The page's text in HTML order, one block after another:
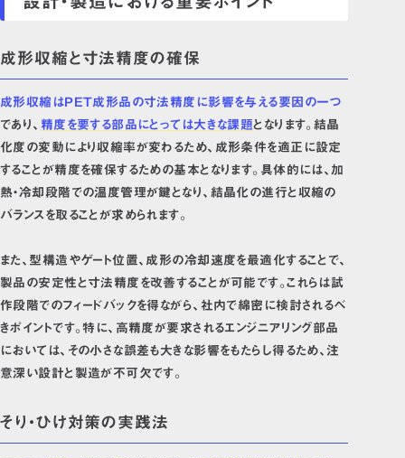
成形収縮と寸法精度の確保
成形収縮はPET成形品の寸法精度に影響を与える要因の一つ
であり、 精度を要する部品にとっては大きな課題となります。結晶
化度の変動により収縮率が変わるため、成形条件を適正に設定
することが精度を確保するための基本となります。具体的には、加
熱・冷却段階での温度管理が鍵となり、結晶化の進行と収縮の
バランスを取ることが求められます。
また、型構造やゲート位置、成形の冷却速度を最適化することで、
製品の安定性と寸法精度を改善することが可能です。これらは試
作段階でのフィードバックを得ながら、社内で綿密に検討されるべ
きポイントです。特に、高精度が要求されるエンジニアリング部品
においては、その小さな誤差も大きな影響をもたらし得るため、注
意深い設計と製造が不可欠です。
そり・ひけ対策の実践法